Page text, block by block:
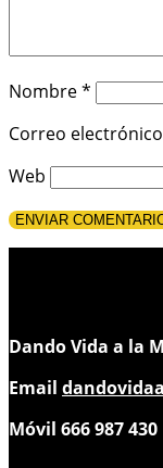
Nombre*
Correo electrónico
Web
Dando Vida a la
Email
Móvil 666 987 430